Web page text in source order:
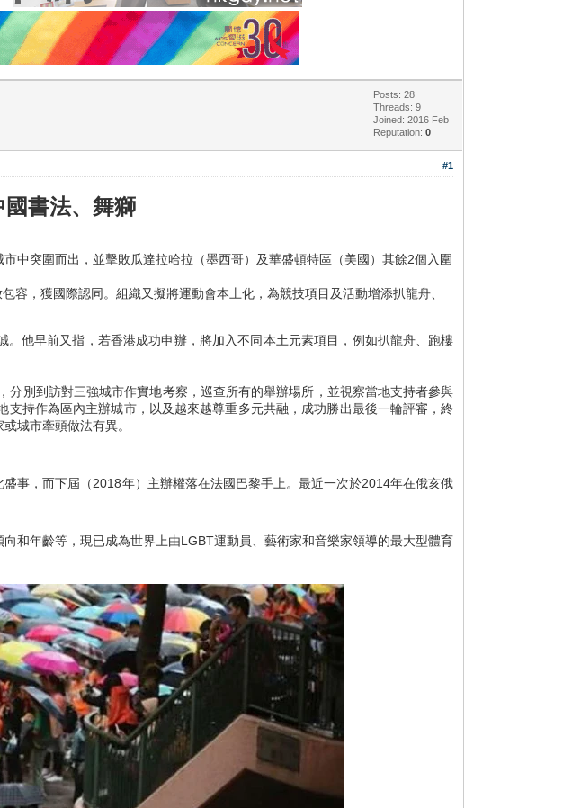
Posts: 28
Threads: 9
Joined: 2016 Feb
Reputation:0
#1
書法、舞獅
中突圍而出，並擊敗瓜達拉哈拉（墨西哥）及華盛頓特區（美國）其餘2個入圍
，獲國際認同。組織又擬將運動會本土化，為競技項目及活動增添扒龍舟、
他早前又指，若香港成功申辦，將加入不同本土元素項目，例如扒龍舟、跑樓
別到訪對三強城市作實地考察，巡查所有的舉辦場所，並視察當地支持者參與
持作為區內主辦城市，以及越來越尊重多元共融，成功勝出最後一輪評審，終
城市牽頭做法有異。
事，而下屆（2018年）主辦權落在法國巴黎手上。最近一次於2014年在俄亥俄
和年齡等，現已成為世界上由LGBT運動員、藝術家和音樂家領導的最大型體育